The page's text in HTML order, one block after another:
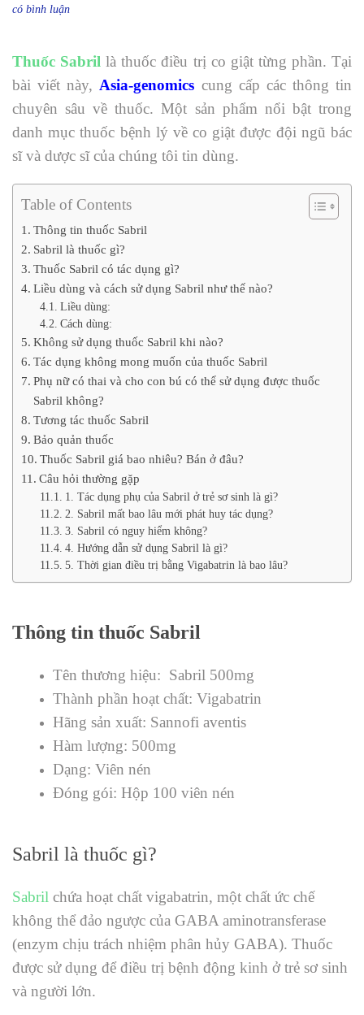
có bình luậnở
500mg
Vigabatrin
giá
bao
nhiêu,
bán
đâu
Thuốc Sabril là thuốc điều trị co giật từng phần. Tại
bài viết này, Asia-genomics cung cấp các thông tin
chuyên sâu về thuốc. Một sản phẩm nổi bật trong
danh mục thuốc bệnh lý về co giật được đội ngũ bác
sĩ và dược sĩ của chúng tôi tin dùng.
Table of Contents
Thông tin thuốc Sabril
Sabril là thuốc gì?
Thuốc Sabril có tác dụng gì?
Liều dùng và cách sử dụng Sabril như thế nào?
Liều dùng:
Cách dùng:
Không sử dụng thuốc Sabril khi nào?
Tác dụng không mong muốn của thuốc Sabril
Phụ nữ có thai và cho con bú có thể sử dụng được thuốc
Sabril không?
Tương tác thuốc Sabril
Bảo quản thuốc
Thuốc Sabril giá bao nhiêu? Bán ở đâu?
Câu hỏi thường gặp
1. Tác dụng phụ của Sabril ở trẻ sơ sinh là gì?
2. Sabril mất bao lâu mới phát huy tác dụng?
3. Sabril có nguy hiểm không?
4. Hướng dẫn sử dụng Sabril là gì?
5. Thời gian điều trị bằng Vigabatrin là bao lâu?
Thông tin thuốc Sabril
Tên thương hiệu: Sabril 500mg
Thành phần hoạt chất: Vigabatrin
Hãng sản xuất: Sannofi aventis
Hàm lượng: 500mg
Dạng: Viên nén
Đóng gói: Hộp 100 viên nén
Sabril là thuốc gì?
Sabril chứa hoạt chất vigabatrin, một chất ức chế
không thể đảo ngược của GABA aminotransferase
(enzym chịu trách nhiệm phân hủy GABA). Thuốc
được sử dụng để điều trị bệnh động kinh ở trẻ sơ sinh
và người lớn.